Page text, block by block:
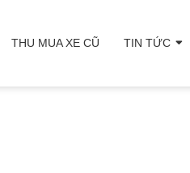
THU MUA XE CŨ TIN TỨC